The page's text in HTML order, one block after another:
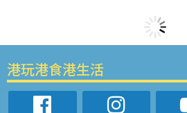
港玩港食港生活